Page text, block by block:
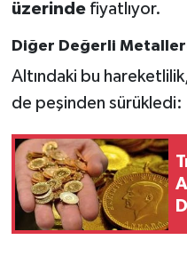
üzerindefiyatlıyor.
Diğer Değerli
Altındaki bu
de peşinden sürükledi: